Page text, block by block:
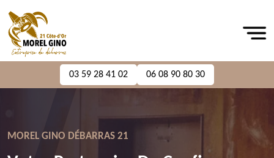
03 59 28 41 02 06 08 90 80 30
MOREL GINO DÉBARRAS 21